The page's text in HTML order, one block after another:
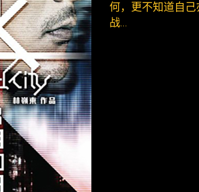
何，更不知道自
战…